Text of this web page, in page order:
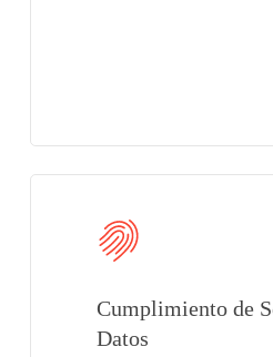
Cumplimiento de
Datos